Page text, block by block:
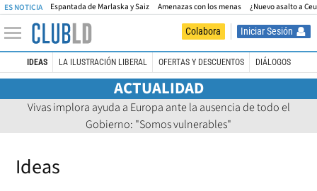
ES NOTICIA Espantada de Marlaska y Saiz Amenazas con los menas ¿Nuevo asalto a
Colabora Iniciar Sesión
IDEAS LA ILUSTRACIÓN LIBERAL OFERTAS Y DESCUENTOS DIÁLOGOS
ACTUALIDAD
Vivas implora ayuda a Europa ante la ausencia de todo el
Gobierno: "Somos vulnerables"
Ideas